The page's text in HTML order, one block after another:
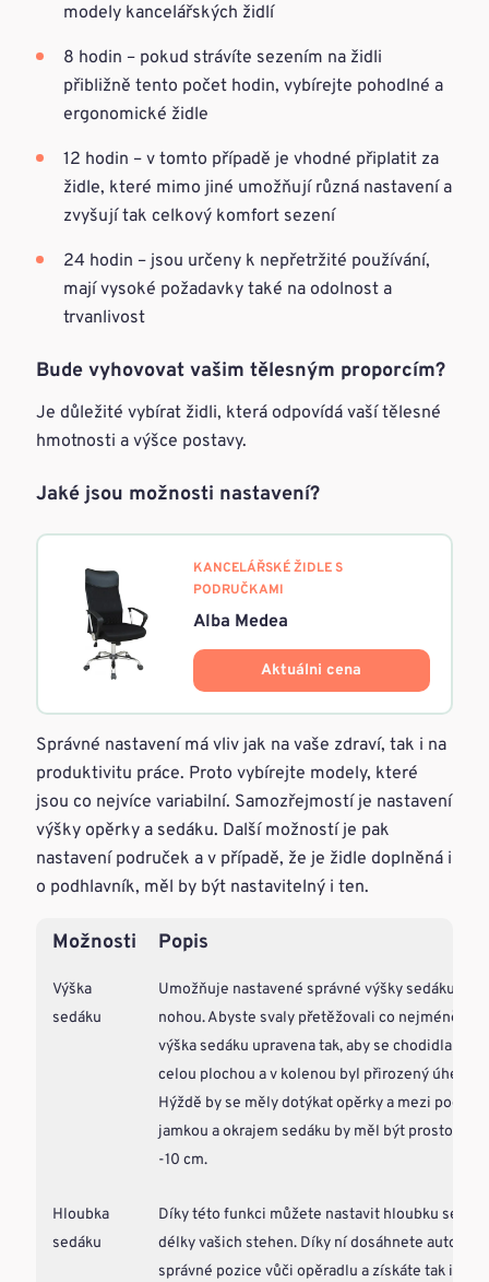
modely kancelářských židlí
8 hodin – pokud strávíte sezením na židli
přibližně tento počet hodin, vybírejte pohodlné a
ergonomické židle
12 hodin – v tomto případě je vhodné připlatit za
židle, které mimo jiné umožňují různá nastavení a
zvyšují tak celkový komfort sezení
24 hodin – jsou určeny k nepřetržité používání,
mají vysoké požadavky také na odolnost a
trvanlivost
Bude vyhovovat vašim tělesným proporcím?
Je důležité vybírat židli, která odpovídá vaší tělesné
hmotnosti a výšce postavy.
Jaké jsou možnosti nastavení?
KANCELÁŘSKÉ ŽIDLE S
PODRUČKAMI
Alba Medea
Aktuálni cena
Správné nastavení má vliv jak na vaše zdraví, tak i na
produktivitu práce. Proto vybírejte modely, které
jsou co nejvíce variabilní. Samozřejmostí je nastavení
výšky opěrky a sedáku. Další možností je pak
nastavení područek a v případě, že je židle doplněná i
o podhlavník, měl by být nastavitelný i ten.
Možnosti Popis
Výška
sedáku
Umožňuje nastavené správné výšky sedáku
nohou. Abyste svaly přetěžovali co nejméně,
výška sedáku upravena tak, aby se chodidla
celou plochou a v kolenou byl přirozený úhel
Hýždě by se měly dotýkat opěrky a mezi
jamkou a okrajem sedáku by měl být prostor o
-10 cm.
Hloubka
sedáku
Díky této funkci můžete nastavit hloubku
délky vašich stehen. Díky ní dosáhnete
správné pozice vůči opěradlu a získáte tak